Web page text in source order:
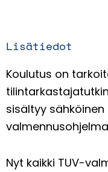
Lisätiedot
Koulutus on
sisältyy
Nyt kaikki TUV-